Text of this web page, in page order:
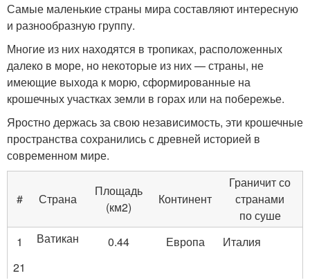
Самые маленькие страны мира составляют интересную
и разнообразную группу.
Многие из них находятся в тропиках, расположенных
далеко в море, но некоторые из них — страны, не
имеющие выхода к морю, сформированные на
крошечных участках земли в горах или на побережье.
Яростно держась за свою независимость, эти крошечные
пространства сохранились с древней историей в
современном мире.
# Страна
Площадь
(км2)
Континент
Граничит со
странами
по суше
1
Ватикан 0.44 Европа
Италия
21